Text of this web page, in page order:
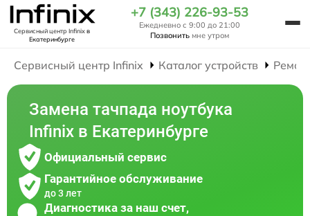
Сервисный центр Infinixв
Екатеринбурге
+7 (343) 226-93-53
Ежедневно с 9:00 до 21:00
Позвонить мне утром
Сервисный центр Infinix Каталог устройств
Замена тачпада ноутбука
Infinix в Екатеринбурге
Официальный сервис
Гарантийное обслуживание
до 3 лет
Диагностика за наш счет,